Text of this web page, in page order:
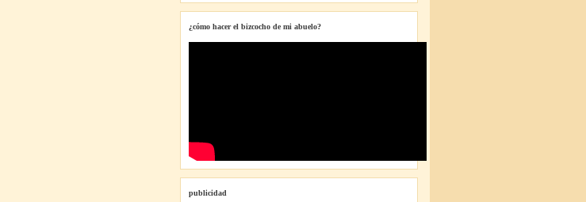
¿cómo hacer el bizcocho de mi abuelo?
publicidad